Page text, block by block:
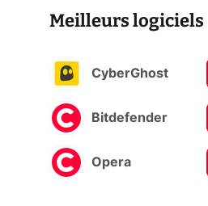
Meilleurs logiciels
CyberGhost
Bitdefender
Opera